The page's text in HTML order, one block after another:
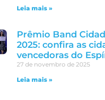
Leia mais »
Prêmio Band
2025: confira as
vencedoras do
27 de novembro de 2025
Leia mais »